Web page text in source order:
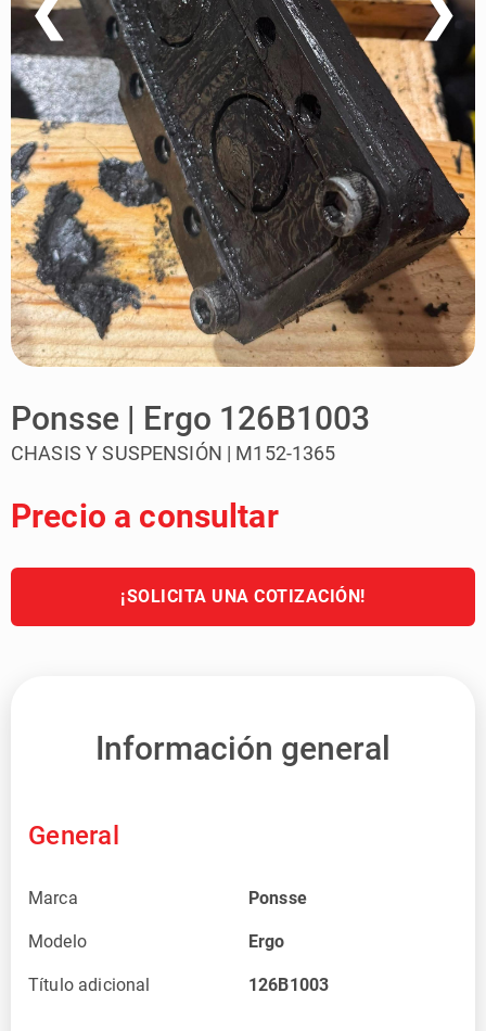
❮ ❯
Ponsse | Ergo 126B1003
CHASIS Y SUSPENSIÓN | M152-1365
Precio a consultar
¡SOLICITA UNA COTIZACIÓN!
Información general
General
Marca Ponsse
Modelo Ergo
Título adicional 126B1003